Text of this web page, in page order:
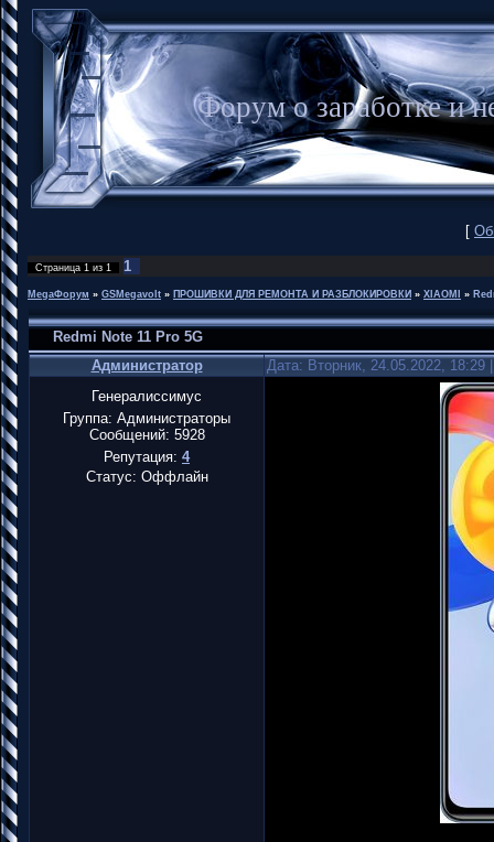
Форум о заработке
[
Страница 1 из 1 1
MegaФорум » GSMegavolt » ПРОШИВКИ ДЛЯ РЕМОНТА И РАЗБЛОКИРОВКИ » XIAOMI »
Redmi Note 11 Pro 5G
Администратор
Дата: Вторник, 24.05.2022,
Генералиссимус
Группа: Администраторы
Сообщений: 5928
Репутация: 4
Статус: Оффлайн